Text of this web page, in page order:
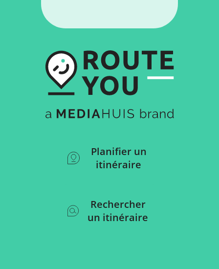
Planifier un
itinéraire
Rechercher
un itinéraire